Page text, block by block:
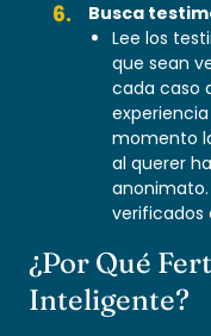
Busca
Lee los
que sean
cada caso
momento
al querer
verificados
¿Por Qué
Inteligente?